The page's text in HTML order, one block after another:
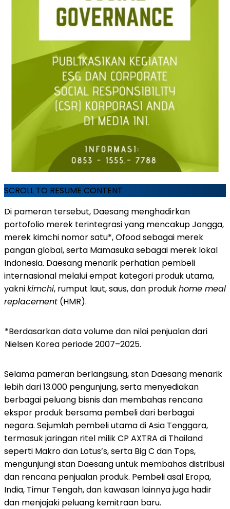
SCROLL TO RESUME CONTENT
Di pameran tersebut, Daesang menghadirkan
portofolio merek terintegrasi yang mencakup Jongga,
merek kimchi nomor satu*, Ofood sebagai merek
pangan global, serta Mamasuka sebagai merek lokal
Indonesia. Daesang menarik perhatian pembeli
internasional melalui empat kategori produk utama,
yaknikimchi, rumput laut, saus, dan produkhome meal
replacement (HMR).
*Berdasarkan data volume dan nilai penjualan dari
Nielsen Korea periode 2007–2025.
Selama pameran berlangsung, stan Daesang menarik
lebih dari 13.000 pengunjung, serta menyediakan
berbagai peluang bisnis dan membahas rencana
ekspor produk bersama pembeli dari berbagai
negara. Sejumlah pembeli utama di Asia Tenggara,
termasuk jaringan ritel milik CP AXTRA di Thailand
seperti Makro dan Lotus’s, serta Big C dan Tops,
mengunjungi stan Daesang untuk membahas distribusi
dan rencana penjualan produk. Pembeli asal Eropa,
India, Timur Tengah, dan kawasan lainnya juga hadir
dan menjajaki peluang kemitraan baru.